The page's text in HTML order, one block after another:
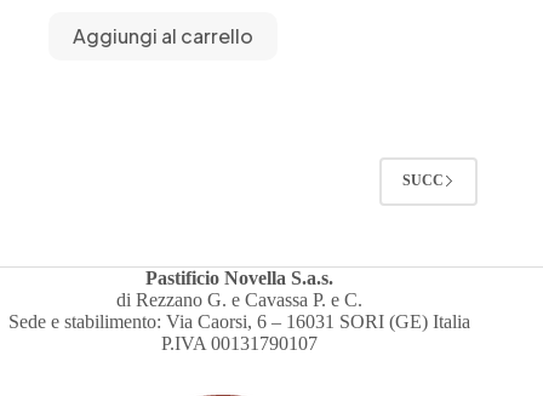
Aggiungi al carrello
SUCC
Pastificio Novella S.a.s.
di Rezzano G. e Cavassa P. e C.
Sede e stabilimento: Via Caorsi, 6 – 16031 SORI (GE) Italia
P.IVA 00131790107